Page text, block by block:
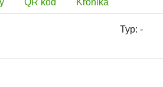
QR kód Kronika
Typ: -